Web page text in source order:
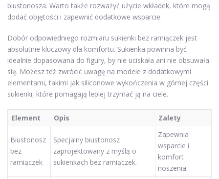
biustonosza. Warto także rozważyć użycie wkładek, które mogą
dodać objętości i zapewnić dodatkowe wsparcie.
Dobór odpowiedniego rozmiaru sukienki bez ramiączek jest
absolutnie kluczowy dla komfortu. Sukienka powinna być
idealnie dopasowana do figury, by nie uciskała ani nie obsuwała
się. Możesz też zwrócić uwagę na modele z dodatkowymi
elementami, takimi jak siliconowe wykończenia w górnej części
sukienki, które pomagają lepiej trzymać ją na ciele.
Element Opis Zalety
Biustonosz
bez
ramiączek
Specjalny biustonosz
zaprojektowany z myślą o
sukienkach bez ramiączek.
Zapewnia
wsparcie i
komfort
noszenia.